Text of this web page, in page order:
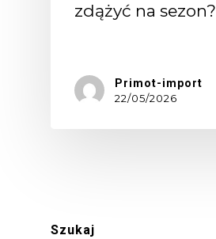
zdążyć na sezon?
Primot-import
22/05/2026
Szukaj